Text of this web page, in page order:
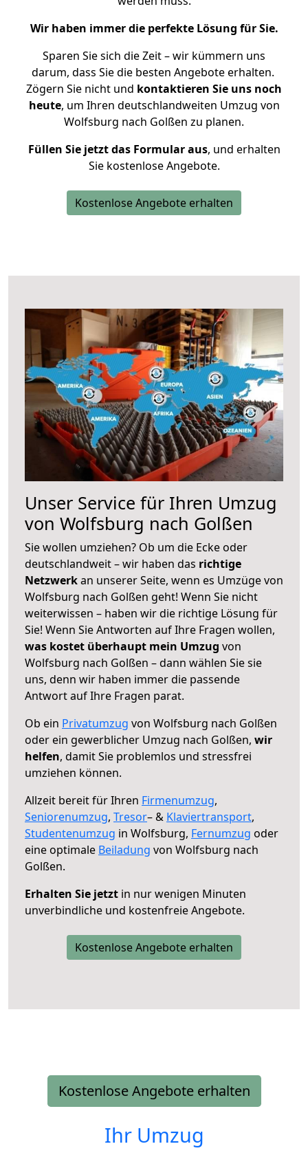
Wir haben immer die perfekte Lösung für Sie.
Sparen Sie sich die Zeit – wir kümmern uns
darum, dass Sie die besten Angebote erhalten.
Zögern Sie nicht und kontaktieren Sie uns noch
heute, um Ihren deutschlandweiten Umzug von
Wolfsburg nach Golßen zu planen.
Füllen Sie jetzt das Formular aus, und erhalten
Sie kostenlose Angebote.
Kostenlose Angebote erhalten
Unser Service für Ihren Umzug
von Wolfsburg nach Golßen
Sie wollen umziehen? Ob um die Ecke oder
deutschlandweit – wir haben das richtige
Netzwerkan unserer Seite, wenn es Umzüge von
Wolfsburg nach Golßen geht! Wenn Sie nicht
weiterwissen – haben wir die richtige Lösung für
Sie! Wenn Sie Antworten auf Ihre Fragen wollen,
was kostet überhaupt mein Umzug von
Wolfsburg nach Golßen – dann wählen Sie sie
uns, denn wir haben immer die passende
Antwort auf Ihre Fragen parat.
Ob ein Privatumzug von Wolfsburg nach Golßen
oder ein gewerblicher Umzug nach Golßen, wir
helfen, damit Sie problemlos und stressfrei
umziehen können.
Allzeit bereit für Ihren Firmenumzug,
Seniorenumzug, Tresor– & Klaviertransport,
Studentenumzug in Wolfsburg, Fernumzug oder
eine optimale Beiladung von Wolfsburg nach
Golßen.
Erhalten Sie jetzt in nur wenigen Minuten
unverbindliche und kostenfreie Angebote.
Kostenlose Angebote erhalten
Kostenlose Angebote erhalten
Ihr Umzug